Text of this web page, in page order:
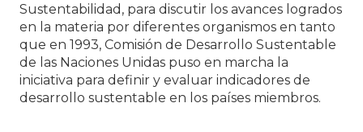
Sustentabilidad, para discutir los avances logrados
en la materia por diferentes organismos en tanto
que en 1993, Comisión de Desarrollo Sustentable
de las Naciones Unidas puso en marcha la
iniciativa para definir y evaluar indicadores de
desarrollo sustentable en los países miembros.